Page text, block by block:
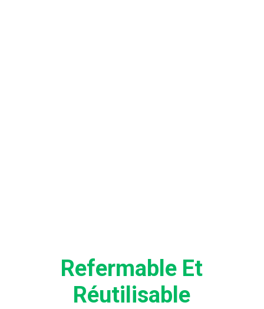
Refermable Et
Réutilisable